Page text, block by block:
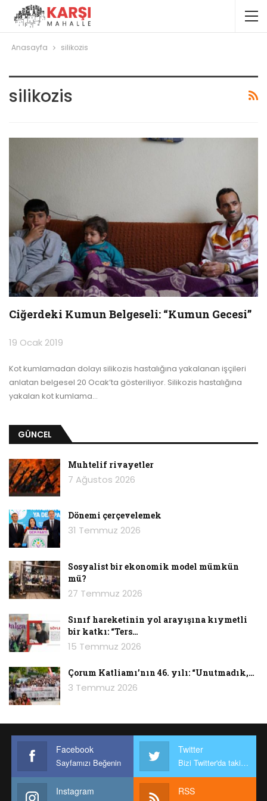
Anasayfa silikozis
silikozis
Ciğerdeki Kumun Belgeseli: “Kumun Gecesi”
19 Ocak 2019
Kot kumlamadan dolayı silikozis hastalığına yakalanan işçileri
anlatan belgesel 20 Ocak’ta gösteriliyor. Silikozis hastalığına
yakalan kot kumlama…
GÜNCEL
Muhtelif rivayetler
7 Ağustos 2026
Dönemi çerçevelemek
31 Temmuz 2026
Sosyalist bir ekonomik model mümkün
mü?
27 Temmuz 2026
Sınıf hareketinin yol arayışına kıymetli
bir katkı: “Ters…
15 Temmuz 2026
Çorum Katliamı’nın 46. yılı: “Unutmadık,…
3 Temmuz 2026
Facebook
Sayfamızı Beğenin
Twitter
Bizi Twitter'da takip edin
Instagram RSS